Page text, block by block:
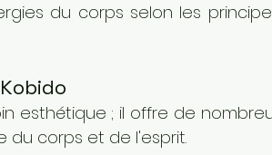
du corps selon les
esthétique ; il offre de
du corps et de l'esprit.